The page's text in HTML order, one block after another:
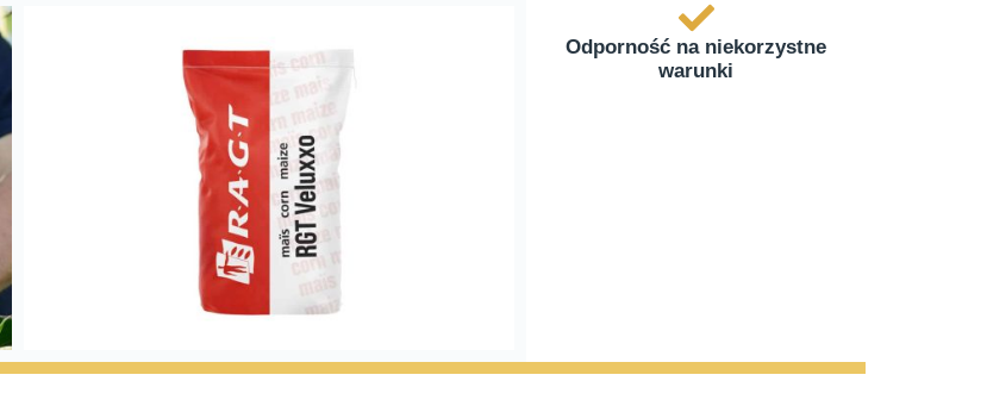
Odporność na niekorzystne
warunki